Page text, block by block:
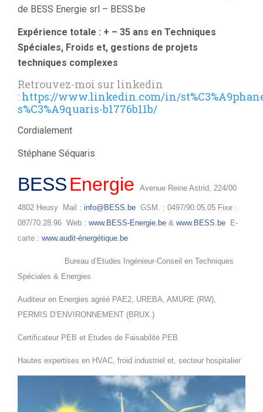
de BESS Energie srl – BESS.be
Expérience totale : + – 35 ans en Techniques
Spéciales, Froids et, gestions de projets
techniques complexes
Retrouvez-moi sur linkedin
: https://www.linkedin.com/in/
s%C3%A9quaris-b1776b11b/
Cordialement
Stéphane Séquaris
BESSEnergie Avenue Reine Astrid, 224/00
4802 Heusy Mail : info@BESS.be GSM. : 0497/90.05.05 Fixe :
087/70.28.96 Web : www.BESS-Energie.be & www.BESS.be E-
carte : www.audit-énergétique.be
Bureau d’Etudes Ingénieur-Conseil en Techniques
Spéciales & Energies
Auditeur en Energies agréé PAE2, UREBA, AMURE (RW),
PERMIS D’ENVIRONNEMENT (BRUX.)
Certificateur PEB et Etudes de Faisabilité PEB
Hautes expertises en HVAC, froid industriel et, secteur hospitalier